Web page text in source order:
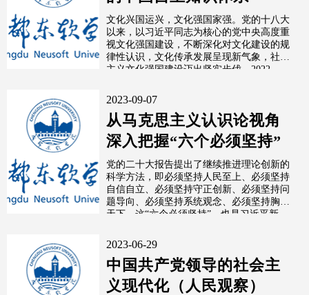
文化兴国运兴，文化强国家强。党的十八大
以来，以习近平同志为核心的党中央高度重
视文化强国建设，不断深化对文化建设的规
律性认识，文化传承发展呈现新气象，社会
主义文化强国建设迈出坚实步伐。2022...
2023-09-07
从马克思主义认识论视角
深入把握“六个必须坚持”
党的二十大报告提出了继续推进理论创新的
科学方法，即必须坚持人民至上、必须坚持
自信自立、必须坚持守正创新、必须坚持问
题导向、必须坚持系统观念、必须坚持胸怀
天下。这“六个必须坚持”，也是习近平新...
2023-06-29
中国共产党领导的社会主
义现代化（人民观察）